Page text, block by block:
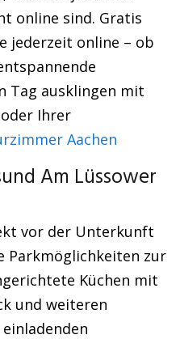
online sind. Gratis
jederzeit online – ob
Tag ausklingen mit
Ihrer
Aachen
Am Lüssower
vor der Unterkunft
Parkmöglichkeiten zur
Küchen mit
und weiteren